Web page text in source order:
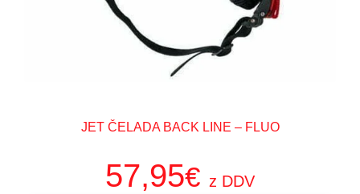
JET ČELADA BACK LINE – FLUO
57,95€ z DDV